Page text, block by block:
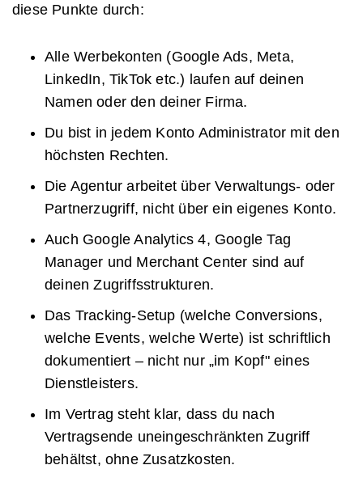
diese Punkte durch:
Alle Werbekonten (Google Ads, Meta,
LinkedIn, TikTok etc.) laufen auf deinen
Namen oder den deiner Firma.
Du bist in jedem Konto Administrator mit den
höchsten Rechten.
Die Agentur arbeitet über Verwaltungs- oder
Partnerzugriff, nicht über ein eigenes Konto.
Auch Google Analytics 4, Google Tag
Manager und Merchant Center sind auf
deinen Zugriffsstrukturen.
Das Tracking-Setup (welche Conversions,
welche Events, welche Werte) ist schriftlich
dokumentiert – nicht nur „im Kopf" eines
Dienstleisters.
Im Vertrag steht klar, dass du nach
Vertragsende uneingeschränkten Zugriff
behältst, ohne Zusatzkosten.